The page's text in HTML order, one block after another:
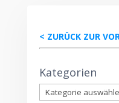
< ZURÜCK ZUR
Kategorien
Kategorien